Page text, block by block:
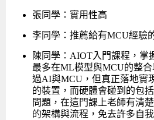
張同學：實用性高
李同學：推薦給有MCU經驗
陳同學：AIOT入門課程，掌
最多在ML模型與MCU的整
過AI與MCU，但真正落地實
的裝置，而硬體會碰到的包
問題，在這門課上老師有清
的架構與流程，免去許多自